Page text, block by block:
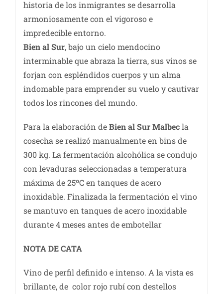
historia de los inmigrantes se desarrolla
armoniosamente con el vigoroso e
impredecible entorno.
Bien al Sur, bajo un cielo mendocino
interminable que abraza la tierra, sus vinos se
forjan con espléndidos cuerpos y un alma
indomable para emprender su vuelo y cautivar
todos los rincones del mundo.
Para la elaboración deBien al Sur Malbecla
cosecha se realizó manualmente en bins de
300 kg. La fermentación alcohólica se condujo
con levaduras seleccionadas a temperatura
máxima de 25ºC en tanques de acero
inoxidable. Finalizada la fermentación el vino
se mantuvo en tanques de acero inoxidable
durante 4 meses antes de embotellar
NOTA DE CATA
Vino de perfil definido e intenso. A la vista es
brillante, de color rojo rubí con destellos